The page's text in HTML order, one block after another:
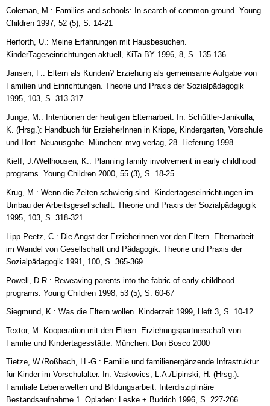
Coleman, M.: Families and schools: In search of common ground. Young
Children 1997, 52 (5), S. 14-21
Herforth, U.: Meine Erfahrungen mit Hausbesuchen.
KinderTageseinrichtungen aktuell, KiTa BY 1996, 8, S. 135-136
Jansen, F.: Eltern als Kunden? Erziehung als gemeinsame Aufgabe von
Familien und Einrichtungen. Theorie und Praxis der Sozialpädagogik
1995, 103, S. 313-317
Junge, M.: Intentionen der heutigen Elternarbeit. In: Schüttler-Janikulla,
K. (Hrsg.): Handbuch für ErzieherInnen in Krippe, Kindergarten, Vorschule
und Hort. Neuausgabe. München: mvg-verlag, 28. Lieferung 1998
Kieff, J./Wellhousen, K.: Planning family involvement in early childhood
programs. Young Children 2000, 55 (3), S. 18-25
Krug, M.: Wenn die Zeiten schwierig sind. Kindertageseinrichtungen im
Umbau der Arbeitsgesellschaft. Theorie und Praxis der Sozialpädagogik
1995, 103, S. 318-321
Lipp-Peetz, C.: Die Angst der Erzieherinnen vor den Eltern. Elternarbeit
im Wandel von Gesellschaft und Pädagogik. Theorie und Praxis der
Sozialpädagogik 1991, 100, S. 365-369
Powell, D.R.: Reweaving parents into the fabric of early childhood
programs. Young Children 1998, 53 (5), S. 60-67
Siegmund, K.: Was die Eltern wollen. Kinderzeit 1999, Heft 3, S. 10-12
Textor, M: Kooperation mit den Eltern. Erziehungspartnerschaft von
Familie und Kindertagesstätte. München: Don Bosco 2000
Tietze, W./Roßbach, H.-G.: Familie und familienergänzende Infrastruktur
für Kinder im Vorschulalter. In: Vaskovics, L.A./Lipinski, H. (Hrsg.):
Familiale Lebenswelten und Bildungsarbeit. Interdisziplinäre
Bestandsaufnahme 1. Opladen: Leske + Budrich 1996, S. 227-266